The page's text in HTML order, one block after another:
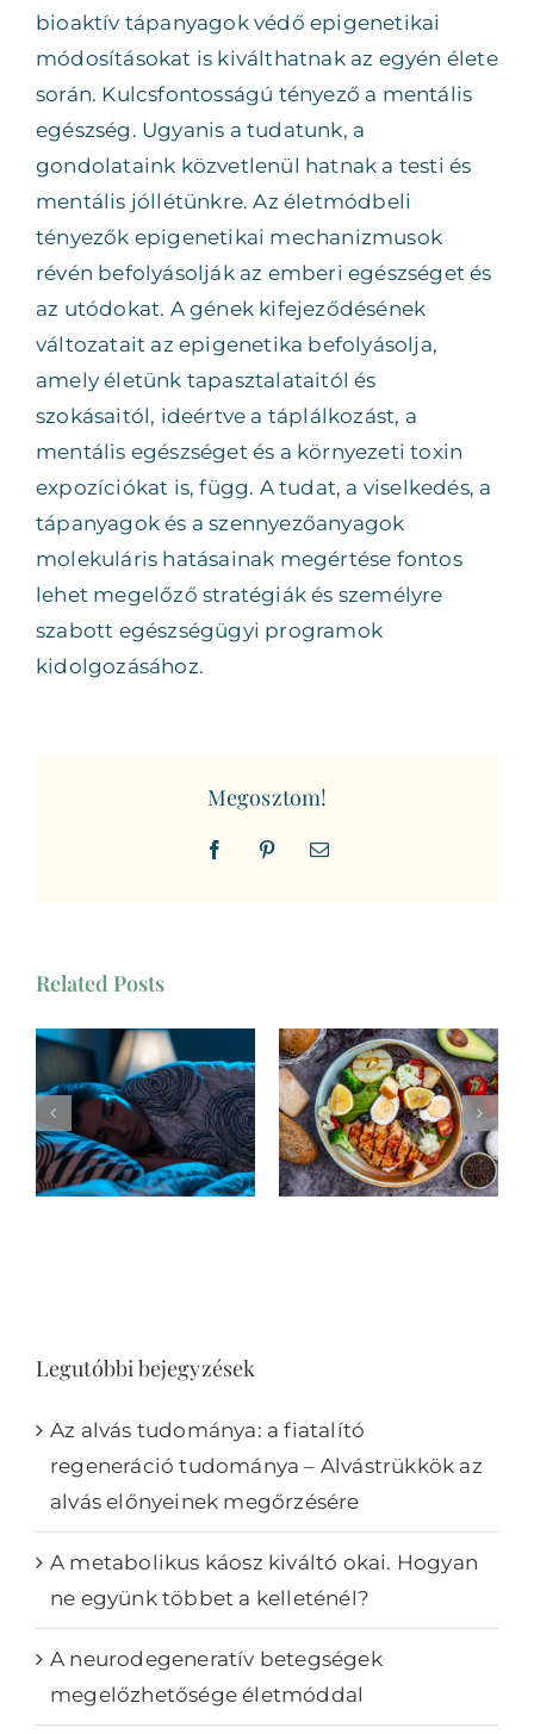
bioaktív tápanyagok védő epigenetikai
módosításokat is kiválthatnak az egyén élete
során. Kulcsfontosságú tényező a mentális
egészség. Ugyanis a tudatunk, a
gondolataink közvetlenül hatnak a testi és
mentális jóllétünkre. Az életmódbeli
tényezők epigenetikai mechanizmusok
révén befolyásolják az emberi egészséget és
az utódokat. A gének kifejeződésének
változatait az epigenetika befolyásolja,
amely életünk tapasztalataitól és
szokásaitól, ideértve a táplálkozást, a
mentális egészséget és a környezeti toxin
expozíciókat is, függ. A tudat, a viselkedés, a
tápanyagok és a szennyezőanyagok
molekuláris hatásainak megértése fontos
lehet megelőző stratégiák és személyre
szabott egészségügyi programok
kidolgozásához.
Megosztom!
FacebookPinterestEmail
Related Posts
Az alvás
tudománya: a
fiatalító
regeneráció
tudománya –
Alvástrükkök az
A metabolikus
káosz kiváltó
okai. Hogyan ne
együnk többet a
kelleténél?
Legutóbbi bejegyzések
Az alvás tudománya: a fiatalító
regeneráció tudománya – Alvástrükkök az
alvás előnyeinek megőrzésére
A metabolikus káosz kiváltó okai. Hogyan
ne együnk többet a kelleténél?
A neurodegeneratív betegségek
megelőzhetősége életmóddal